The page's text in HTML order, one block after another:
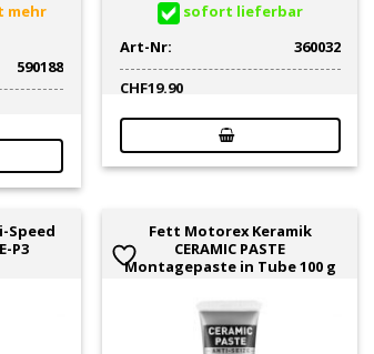
mehr
590188
sofort lieferbar
Art-Nr:
360032
CHF19.90
Speed
P3
Fett Motorex Keramik
CERAMIC PASTE
Montagepaste in Tube 100 g